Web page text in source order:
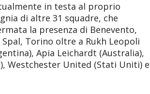
in testa al proprio
di altre 31 squadre, che
la presenza di Benevento,
Torino oltre a Rukh Leopoli
Apia Leichardt (Australia),
Westchester United (Stati Uniti) e